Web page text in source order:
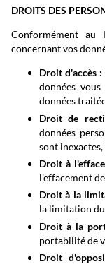
DROITS DES
Conformément au
concernant vos
Droit d'accès :
données
données
Droit de
données
sont
Droit à
l’effacement
Droit à la
la limitation
Droit à la
portabilité de
Droit